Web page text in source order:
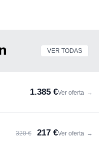
VER TODAS
1.385 €Ver oferta →
320 € 217 €Ver oferta →